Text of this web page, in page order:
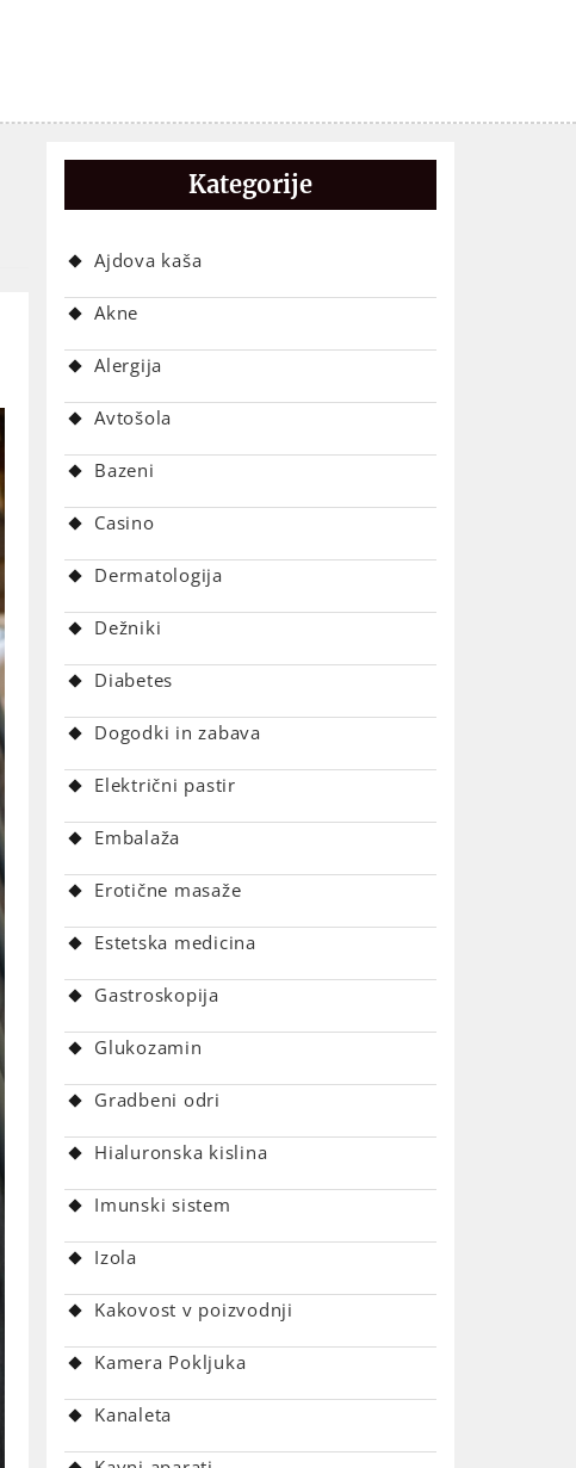
Kategorije
Ajdova kaša
Akne
Alergija
Avtošola
Bazeni
Casino
Dermatologija
Dežniki
Diabetes
Dogodki in zabava
Električni pastir
Embalaža
Erotične masaže
Estetska medicina
Gastroskopija
Glukozamin
Gradbeni odri
Hialuronska kislina
Imunski sistem
Izola
Kakovost v poizvodnji
Kamera Pokljuka
Kanaleta